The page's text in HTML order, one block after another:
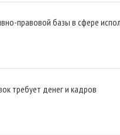
правовой базы в сфере
требует денег и кадров